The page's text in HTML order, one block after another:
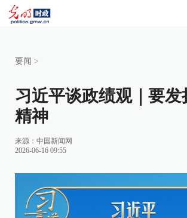
要闻 >
习近平谈政绩观｜要发
精神
来源： 中国新闻网
2026-06-16 09:55